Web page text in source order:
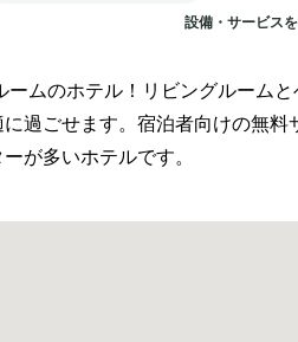
設備・サービス
のホテル！リビングルームと
過ごせます。宿泊者向けの無料
が多いホテルです。